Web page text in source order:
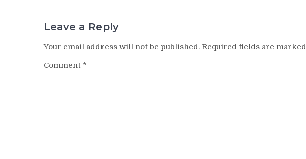
Leave a Reply
Your email address will not be published. Required fields are marked
Comment *